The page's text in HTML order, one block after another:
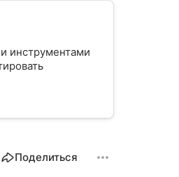
инструментами
Поделиться